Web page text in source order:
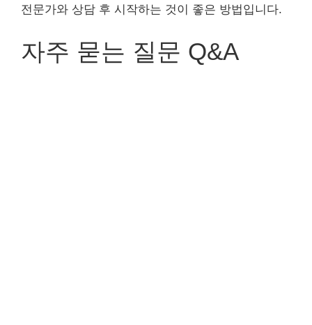
전문가와 상담 후 시작하는 것이 좋은 방법입니다.
자주 묻는 질문 Q&A